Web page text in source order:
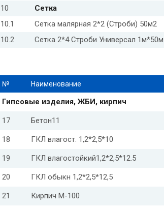
10
Сетка
10.1
Сетка малярная 2*2 (Строби) 50м2
10.2
Сетка 2*4 Строби Универсал 1м*50м
№ Наименование
Гипсовые изделия, ЖБИ, кирпич
17 Бетон11
18 ГКЛ влагост. 1,2*2,5*10
19 ГКЛ влагостойкий1,2*2,5*12.5
20 ГКЛ обыкн 1,2*2,5*12,5
21 Кирпич М-100